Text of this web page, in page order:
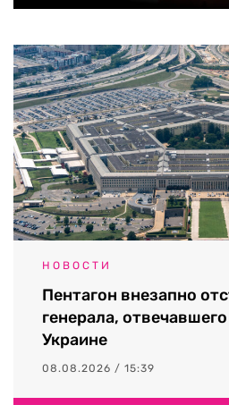
НОВОСТИ
Пентагон внезапно
генерала,
Украине
08.08.2026 / 15:39